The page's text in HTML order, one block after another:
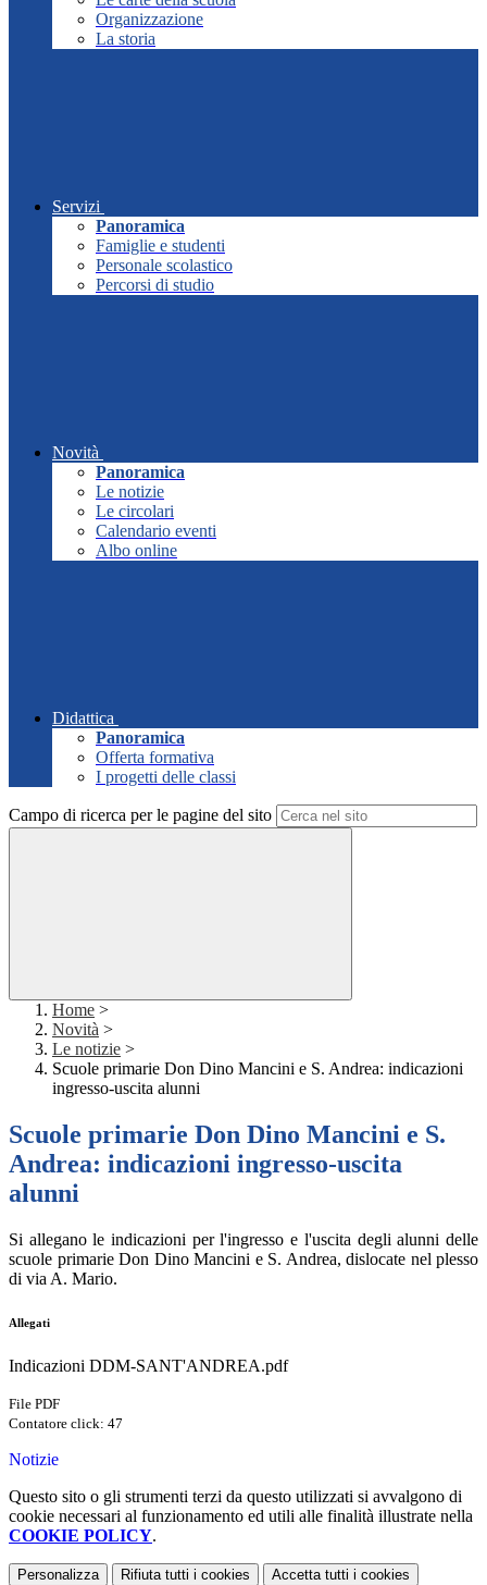
Organizzazione
La storia
Servizi
Panoramica
Famiglie e studenti
Personale scolastico
Percorsi di studio
Novità
Panoramica
Le notizie
Le circolari
Calendario eventi
Albo online
Didattica
Panoramica
Offerta formativa
I progetti delle classi
Campo di ricerca per le pagine del sito
Home >
Novità >
Le notizie >
Scuole primarie Don Dino Mancini e S. Andrea: indicazioni
ingresso-uscita alunni
Scuole primarie Don Dino Mancini e S.
Andrea: indicazioni ingresso-uscita
alunni
Si allegano le indicazioni per l'ingresso e l'uscita degli alunni delle
scuole primarie Don Dino Mancini e S. Andrea, dislocate nel plesso
di via A. Mario.
Allegati
Indicazioni DDM-SANT'ANDREA.pdf
File PDF
Contatore click: 47
Notizie
Questo sito o gli strumenti terzi da questo utilizzati si avvalgono di
cookie necessari al funzionamento ed utili alle finalità illustrate nella
COOKIE POLICY.
Personalizza Rifiuta tutti i cookies Accetta tutti i cookies